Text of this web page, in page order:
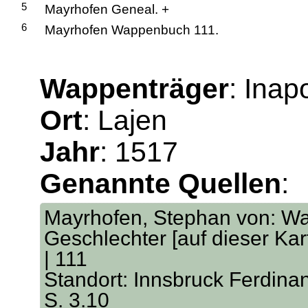
5 Mayrhofen Geneal. +
6 Mayrhofen Wappenbuch 111.
Wappenträger:
Ort: Lajen
Jahr: 1517
Genannte Quellen:
Mayrhofen, Stephan von:
Geschlechter [auf dieser
| 111
Standort: Innsbruck
S. 3.10